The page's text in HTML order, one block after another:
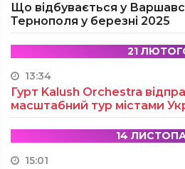
Що відбувається у
Тернополя у березні 2025
21
13:34
Гурт Kalush Orchestra
масштабний тур містами
14
15:01